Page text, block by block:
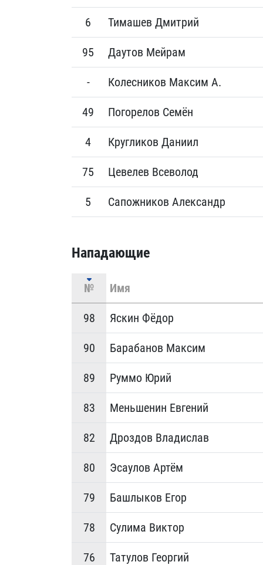
6 Тимашев Дмитрий
95 Даутов Мейрам
- Колесников Максим А.
49 Погорелов Семён
4 Кругликов Даниил
75 Цевелев Всеволод
5 Сапожников Александр
Нападающие
№ Имя
98 Яскин Фёдор
90 Барабанов Максим
89 Руммо Юрий
83 Меньшенин Евгений
82 Дроздов Владислав
80 Эсаулов Артём
79 Башлыков Егор
78 Сулима Виктор
76 Татулов Георгий